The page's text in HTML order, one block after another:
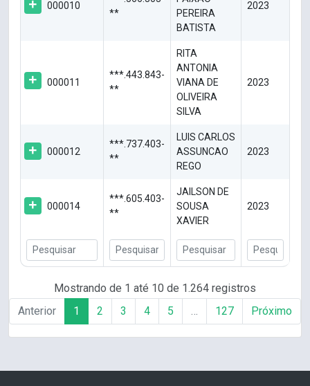
000010
**
PEREIRA
BATISTA
2023
000011
***.443.843-
**
RITA
ANTONIA
VIANA DE
OLIVEIRA
SILVA
2023
000012
***.737.403-
**
LUIS CARLOS
ASSUNCAO
REGO
2023
000014
***.605.403-
**
JAILSON DE
SOUSA
XAVIER
2023
Mostrando de 1 até 10 de 1.264 registros
Anterior
1 2 3 4 5 … 127 Próximo